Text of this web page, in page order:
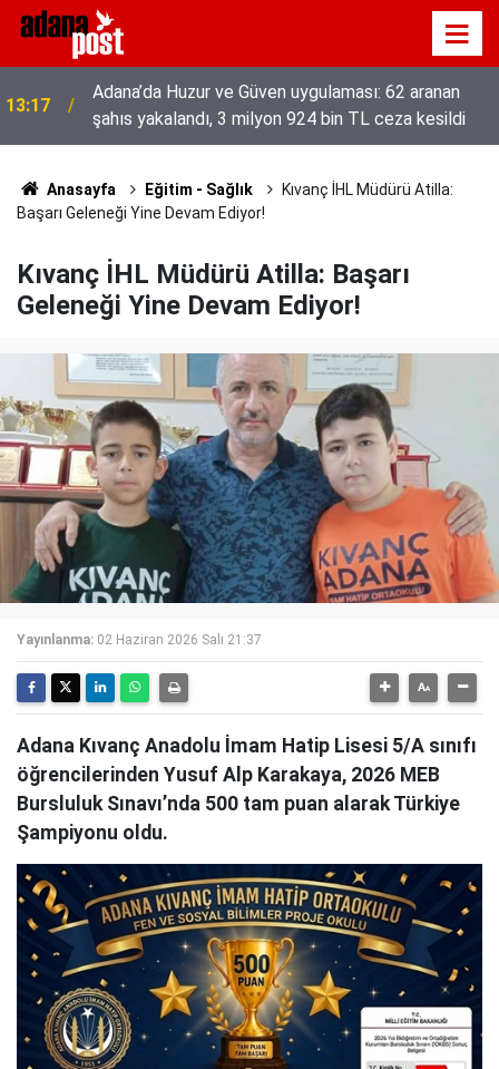
13:01
52 yıldır el emeğiyle üretiyor, mesleğin yok
olmamasına karşı direniyor
Anasayfa Eğitim - Sağlık
Kıvanç İHL Müdürü Atilla:
Başarı Geleneği Yine Devam Ediyor!
Kıvanç İHL Müdürü Atilla: Başarı
Geleneği Yine Devam Ediyor!
Yayınlanma: 02 Haziran 2026 Salı 21:37
Adana Kıvanç Anadolu İmam Hatip Lisesi 5/A sınıfı
öğrencilerinden Yusuf Alp Karakaya, 2026 MEB
Bursluluk Sınavı’nda 500 tam puan alarak Türkiye
Şampiyonu oldu.